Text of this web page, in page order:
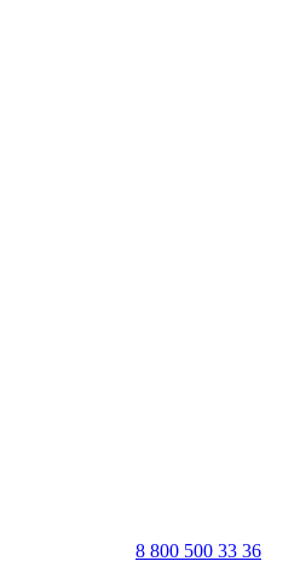
8 800 500 33 36